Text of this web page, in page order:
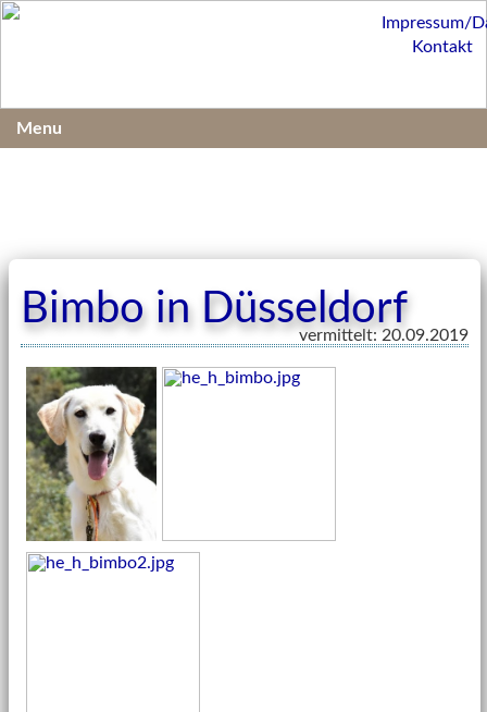
Bimbo in Düsseldorf
vermittelt: 20.09.2019
Impressum/
Kontakt
Menu